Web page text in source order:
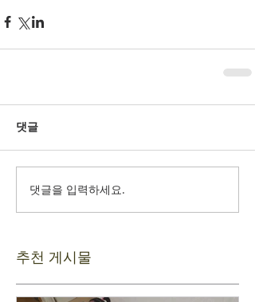
댓글
댓글을 입력하세요.
추천 게시물